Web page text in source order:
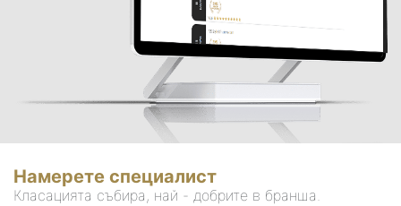
Намерете специалист
Класацията събира, най - добрите в бранша.